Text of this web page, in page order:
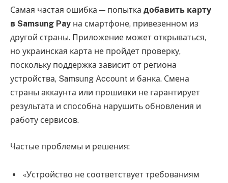
Самая частая ошибка — попытка добавить карту
в Samsung Pay на смартфоне, привезенном из
другой страны. Приложение может открываться,
но украинская карта не пройдет проверку,
поскольку поддержка зависит от региона
устройства, Samsung Account и банка. Смена
страны аккаунта или прошивки не гарантирует
результата и способна нарушить обновления и
работу сервисов.
Частые проблемы и решения:
«Устройство не соответствует требованиям